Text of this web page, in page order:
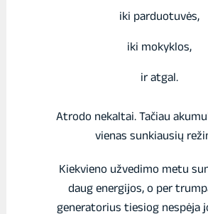
iki parduotuvės,
iki mokyklos,
ir atgal.
Atrodo nekaltai. Tačiau
vienas sunkiausių
Kiekvieno užvedimo metu
daug energijos, o per
generatorius tiesiog nespėja